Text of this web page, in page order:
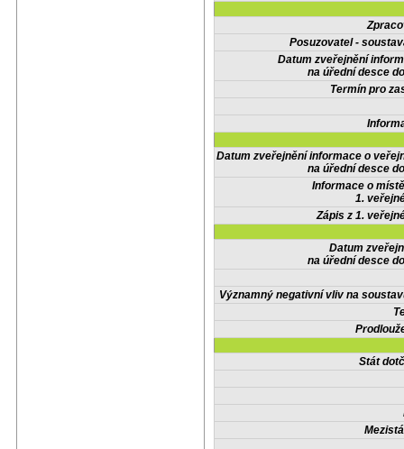
Posuzovatel -
Datum zveřejnění
na úřední desce
Termín pro
Datum zveřejnění informace o
na úřední desce
Informace o
1.
Zápis z 1.
Datum
na úřední desce
Významný negativní vliv na
Stát